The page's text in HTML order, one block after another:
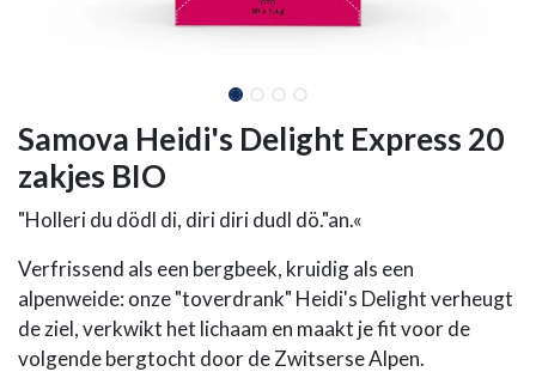
Samova Heidi's Delight Express 20
zakjes BIO
"Holleri du dödl di, diri diri dudl dö."an.«​
Verfrissend als een bergbeek, kruidig als een
alpenweide: onze "toverdrank" Heidi's Delight verheugt
de ziel, verkwikt het lichaam en maakt je fit voor de
volgende bergtocht door de Zwitserse Alpen.